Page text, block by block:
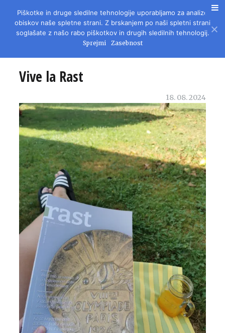
REVIJA ZA LITERATURO, KULTURO IN DRUŽBENA VPRAŠANJA
Vive la Rast
18. 08. 2024
Piškotke in druge sledilne tehnologije uporabljamo za analizo
obiskov naše spletne strani. Z brskanjem po naši spletni strani
soglašate z našo rabo piškotkov in drugih sledilnih tehnologij.
Sprejmi Zasebnost